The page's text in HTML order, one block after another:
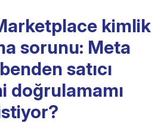
kimlik
sorunu: Meta
satıcı
doğrulamamı